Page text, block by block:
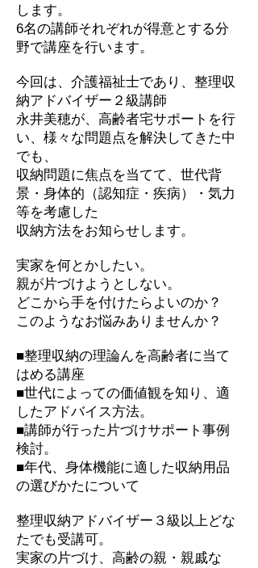
します。
6名の講師それぞれが得意とする分
野で講座を行います。
今回は、介護福祉士であり、整理収
納アドバイザー２級講師
永井美穂が、高齢者宅サポートを行
い、様々な問題点を解決してきた中
でも、
収納問題に焦点を当てて、世代背
景・身体的（認知症・疾病）・気力
等を考慮した
収納方法をお知らせします。
実家を何とかしたい。
親が片づけようとしない。
どこから手を付けたらよいのか？
このようなお悩みありませんか？
■整理収納の理論んを高齢者に当て
はめる講座
■世代によっての価値観を知り、適
したアドバイス方法。
■講師が行った片づけサポート事例
検討。
■年代、身体機能に適した収納用品
の選びかたについて
整理収納アドバイザー３級以上どな
たでも受講可。
実家の片づけ、高齢の親・親戚な